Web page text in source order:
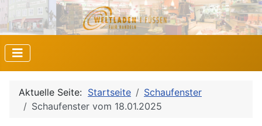
Aktuelle Seite: Startseite
Schaufenster
Schaufenster vom 18.01.2025